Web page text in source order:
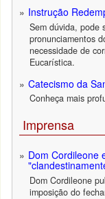
Instrução
Sem dúvida, pode
pronunciamentos
necessidade de
Eucarística.
Catecismo da
Conheça mais
Imprensa
Dom Cordileone
Dom Cordileone
imposição do